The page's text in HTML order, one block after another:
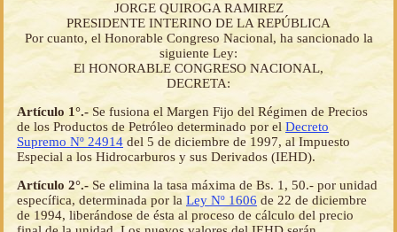
JORGE QUIROGA RAMIREZ
PRESIDENTE INTERINO DE LA REPÚBLICA
Por cuanto, el Honorable Congreso Nacional, ha sancionado la
siguiente Ley:
El HONORABLE CONGRESO NACIONAL,
DECRETA:
Artículo 1°.- Se fusiona el Margen Fijo del Régimen de Precios
de los Productos de Petróleo determinado por el Decreto
Supremo Nº 24914del 5 de diciembre de 1997, al Impuesto
Especial a los Hidrocarburos y sus Derivados (IEHD).
Artículo 2°.- Se elimina la tasa máxima de Bs. 1, 50.- por unidad
específica, determinada por la Ley Nº 1606 de 22 de diciembre
de 1994, liberándose de ésta al proceso de cálculo del precio